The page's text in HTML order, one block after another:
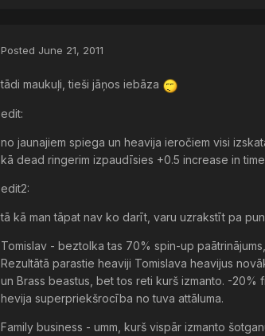
Posted June 21, 2011
tādi maukuļi, tieši jāņos iebāza
edit:
no jaunajiem spiega un heavija ieročiem visi
kā dead ringerim izpaudīsies +0.5 increase in
edit2:
tā kā man tāpat nav ko darīt, varu uzrakstīt pa
Tomislav - beztolka tas 70% spin-up
Rezultātā parastie heaviji Tomislava heavijus
un Brass beastus, bet tos reti kurš izmanto. -
hevija superpriekšrocība no tuva attāluma.
Family business - umm, kurš vispār izmanto